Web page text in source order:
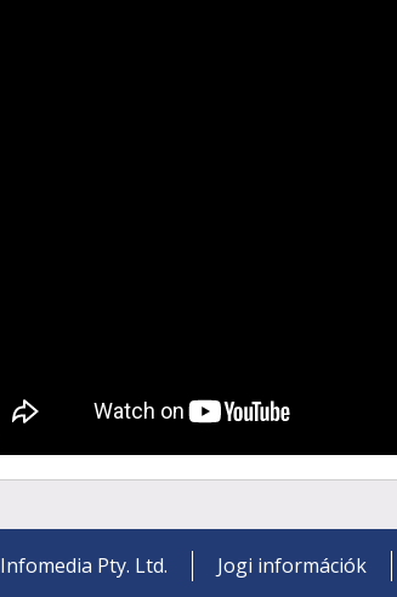
Infomedia Pty. Ltd. Jogi információk